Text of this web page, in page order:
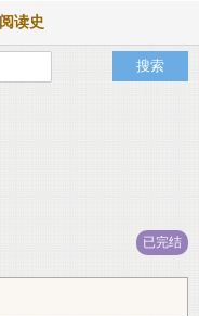
阅读史
已完结